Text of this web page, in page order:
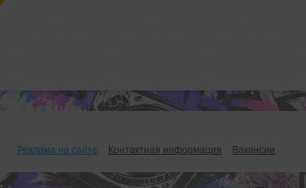
Реклама на сайте Контактная информация Вакансии